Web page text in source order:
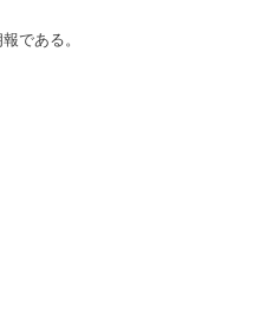
である。